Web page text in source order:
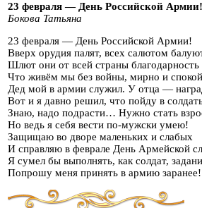
23 февраля — День Российской Армии!
Бокова Татьяна
23 февраля — День Российской Армии!
Вверх орудия палят, всех салютом
Шлют они от всей страны благодарность
Что живём мы без войны, мирно и
Дед мой в армии служил. У отца —
Вот и я давно решил, что пойду в
Знаю, надо подрасти… Нужно стать
Но ведь я себя вести по-мужски умею!
Защищаю во дворе маленьких и слабых
И справляю в феврале День Армейской
Я сумел бы выполнять, как солдат,
Попрошу меня принять в армию заранее!